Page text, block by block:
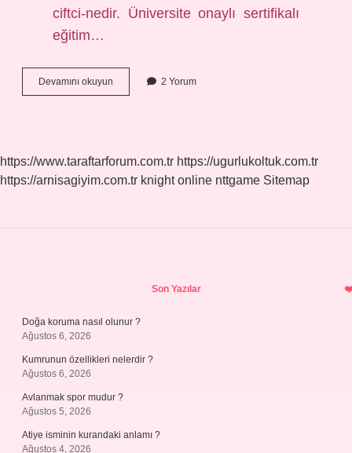
ciftci-nedir. Üniversite onaylı sertifikalı
eğitim…
Devamını okuyun
Olmak
2 Yorum
https://www.taraftarforum.com.tr https://ugurlukoltuk.com.tr
https://arnisagiyim.com.tr knight online nttgame Sitemap
Son Yazılar
Doğa koruma nasıl olunur ?
Ağustos 6, 2026
Kumrunun özellikleri nelerdir ?
Ağustos 6, 2026
Avlanmak spor mudur ?
Ağustos 5, 2026
Atiye isminin kurandaki anlamı ?
Ağustos 4, 2026